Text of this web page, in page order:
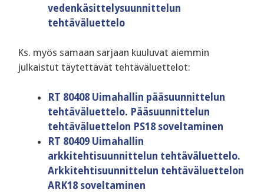
vedenkäsittelysuunnittelun
tehtäväluettelo
Ks. myös samaan sarjaan kuuluvat aiemmin
julkaistut täytettävät tehtäväluettelot:
RT 80408 Uimahallin pääsuunnittelun
tehtäväluettelo. Pääsuunnittelun
tehtäväluettelon PS18 soveltaminen
RT 80409 Uimahallin
arkkitehtisuunnittelun tehtäväluettelo.
Arkkitehtisuunnittelun tehtäväluettelon
ARK18 soveltaminen